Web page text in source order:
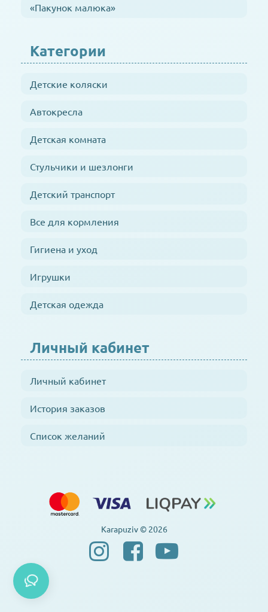
«Пакунок малюка»
Категории
Детские коляски
Автокресла
Детская комната
Стульчики и шезлонги
Детский транспорт
Все для кормления
Гигиена и уход
Игрушки
Детская одежда
Личный кабинет
Личный кабинет
История заказов
Список желаний
Karapuziv © 2026